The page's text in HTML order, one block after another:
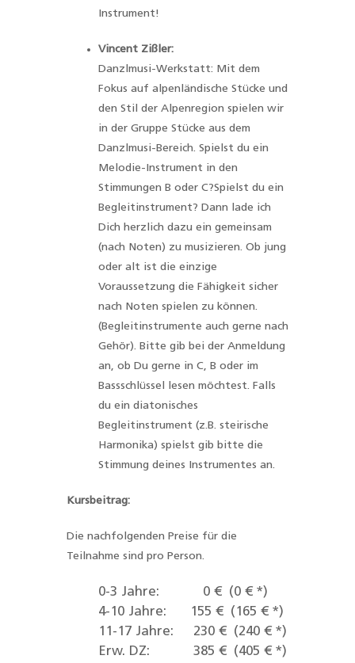
Instrument!
Vincent Zißler:
Danzlmusi-Werkstatt: Mit dem
Fokus auf alpenländische Stücke und
den Stil der Alpenregion spielen wir
in der Gruppe Stücke aus dem
Danzlmusi-Bereich. Spielst du ein
Melodie-Instrument in den
Stimmungen B oder C?Spielst du ein
Begleitinstrument? Dann lade ich
Dich herzlich dazu ein gemeinsam
(nach Noten) zu musizieren. Ob jung
oder alt ist die einzige
Voraussetzung die Fähigkeit sicher
nach Noten spielen zu können.
(Begleitinstrumente auch gerne nach
Gehör). Bitte gib bei der Anmeldung
an, ob Du gerne in C, B oder im
Bassschlüssel lesen möchtest. Falls
du ein diatonisches
Begleitinstrument (z.B. steirische
Harmonika) spielst gib bitte die
Stimmung deines Instrumentes an.
Kursbeitrag:
Die nachfolgenden Preise für die
Teilnahme sind pro Person.
0-3 Jahre: 0 € (0 € *)
4-10 Jahre: 155 € (165 € *)
11-17 Jahre: 230 € (240 € *)
Erw. DZ: 385 € (405 € *)